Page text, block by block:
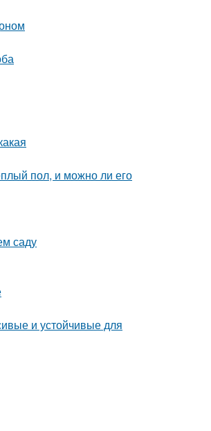
пол, и можно ли его
саду
и устойчивые для